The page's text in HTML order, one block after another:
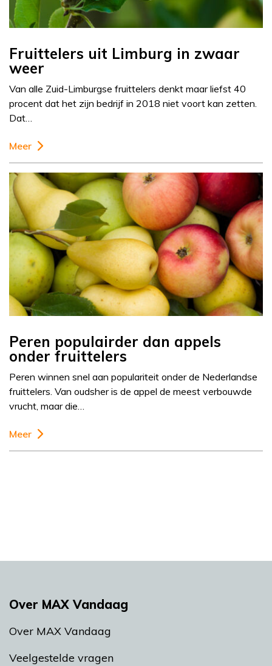
Fruittelers uit Limburg in zwaar
weer
Van alle Zuid-Limburgse fruittelers denkt maar liefst 40
procent dat het zijn bedrijf in 2018 niet voort kan zetten.
Dat…
Meer
Peren populairder dan appels
onder fruittelers
Peren winnen snel aan populariteit onder de Nederlandse
fruittelers. Van oudsher is de appel de meest verbouwde
vrucht, maar die…
Meer
Over MAX Vandaag
Over MAX Vandaag
Veelgestelde vragen